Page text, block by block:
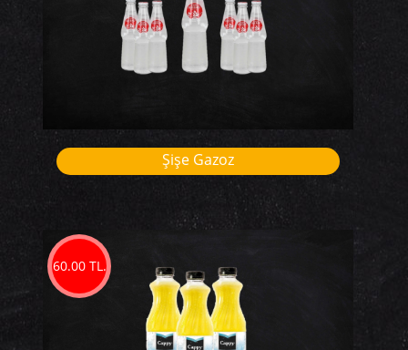
Şişe Gazoz
60.00 TL.